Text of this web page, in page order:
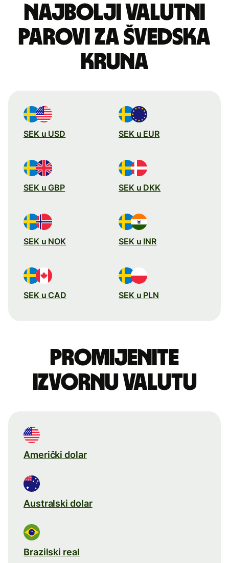
Najbolji valutni
parovi za švedska
kruna
SEK u USD SEK u EUR
SEK u GBP SEK u DKK
SEK u NOK SEK u INR
SEK u CAD SEK u PLN
Promijenite
izvornu valutu
Američki dolar
Australski dolar
Brazilski real